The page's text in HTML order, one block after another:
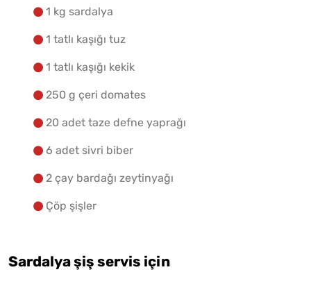
1 kg sardalya
1 tatlı kaşığı tuz
1 tatlı kaşığı kekik
250 g çeri domates
20 adet taze defne yaprağı
6 adet sivri biber
2 çay bardağı zeytinyağı
Çöp şişler
Sardalya şiş servis için